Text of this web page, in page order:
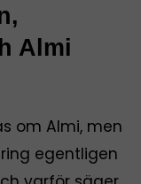
Almi
om Almi, men
egentligen